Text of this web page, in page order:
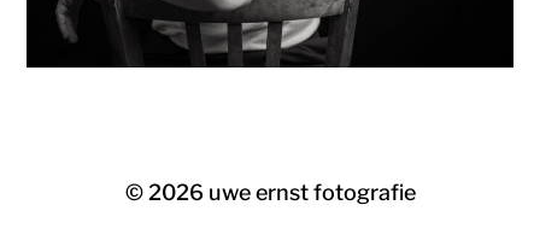
© 2026 uwe ernst fotografie